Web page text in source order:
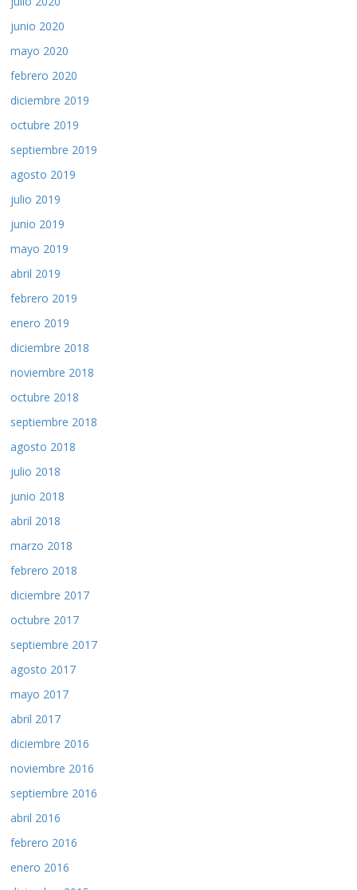
junio 2020
mayo 2020
febrero 2020
diciembre 2019
octubre 2019
septiembre 2019
agosto 2019
julio 2019
junio 2019
mayo 2019
abril 2019
febrero 2019
enero 2019
diciembre 2018
noviembre 2018
octubre 2018
septiembre 2018
agosto 2018
julio 2018
junio 2018
abril 2018
marzo 2018
febrero 2018
diciembre 2017
octubre 2017
septiembre 2017
agosto 2017
mayo 2017
abril 2017
diciembre 2016
noviembre 2016
septiembre 2016
abril 2016
febrero 2016
enero 2016